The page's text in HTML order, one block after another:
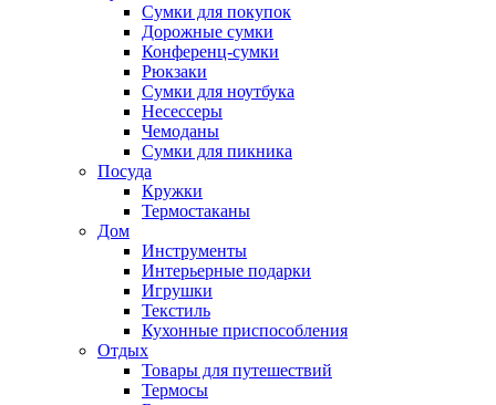
Сумки для покупок
Дорожные сумки
Конференц-сумки
Рюкзаки
Сумки для ноутбука
Несессеры
Чемоданы
Сумки для пикника
Посуда
Кружки
Термостаканы
Дом
Инструменты
Интерьерные подарки
Игрушки
Текстиль
Кухонные приспособления
Отдых
Товары для путешествий
Термосы